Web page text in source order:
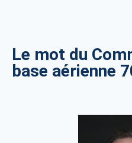
Le mot du
base aérienne